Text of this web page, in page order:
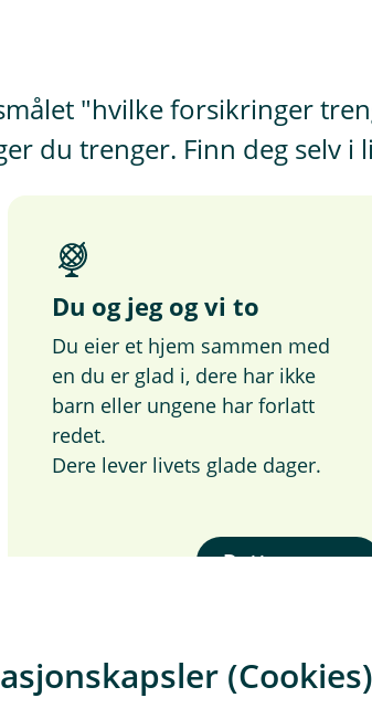
"hvilke forsikringer
du trenger. Finn deg selv i
Du og jeg og vi to
Du eier et hjem sammen med
en du er glad i, dere har ikke
barn eller ungene har forlatt
redet.
Dere lever livets glade dager.
Dette er meg
(Cookies)